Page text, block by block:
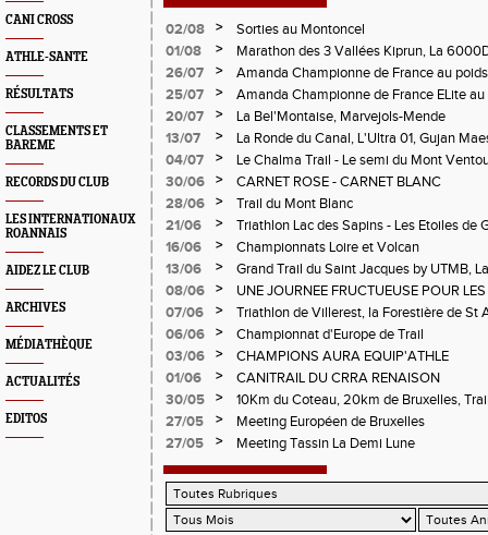
CANI CROSS
ATHLE-SANTE
RÉSULTATS
CLASSEMENTS ET
BAREME
RECORDS DU CLUB
LES INTERNATIONAUX
ROANNAIS
AIDEZ LE CLUB
ARCHIVES
MÉDIATHÈQUE
ACTUALITÉS
EDITOS
02/08 >
Sorties au Montoncel
01/08
>
Marathon des 3 Vallées Kiprun, La
Verticale d'Orcières, St Augustin
26/07 >
Amanda Championne de France au poids
25/07
>
Amanda Championne de France ELite
20/07
>
La Bel'Montaise, Marvejols-Mende
13/07
>
La Ronde du Canal, L'Ultra 01, Gujan
04/07
>
Le Chalma Trail - Le semi du Mont
Cublize - Les Passerelles de Monteynard
Pralognon La Vanoise
30/06 >
CARNET ROSE - CARNET BLANC
28/06
>
Trail du Mont Blanc
21/06
>
Triathlon Lac des Sapins - Les Etoiles de
16/06
>
Championnats Loire et Volcan
13/06
>
Grand Trail du Saint Jacques by UTMB,
d'Andrézieux-Bouthéon
08/06 >
UNE JOURNEE FRUCTUEUSE POUR
CHAMPIONNATS DE LA LOIRE A
07/06 >
Triathlon de Villerest, la Forestière de St
Circuit de la Sure, Tour du Pays Roannais
06/06 >
Championnat d'Europe de Trail
03/06
>
CHAMPIONS AURA EQUIP'ATHLE
01/06
>
CANITRAIL DU CRRA RENAISON
30/05
>
10Km du Coteau, 20km de Bruxelles,
Pilatrail
27/05 >
Meeting Européen de Bruxelles
27/05
> Meeting Tassin La Demi Lune